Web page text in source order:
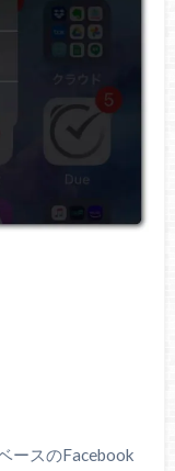
ースのFacebook